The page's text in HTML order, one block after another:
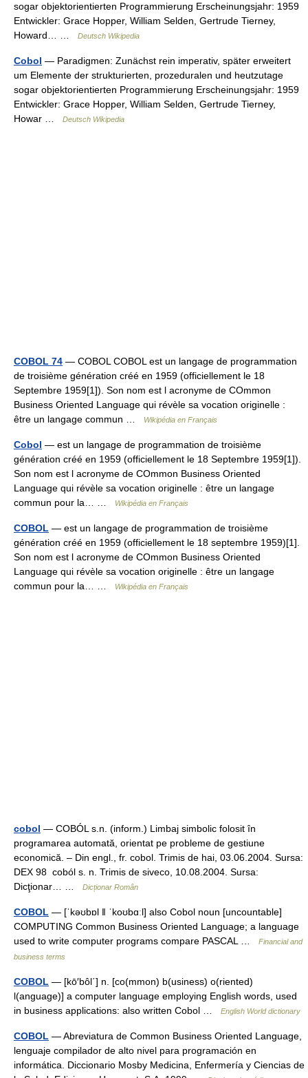
sogar objektorientierten Programmierung Erscheinungsjahr: 1959
Entwickler: Grace Hopper, William Selden, Gertrude Tierney,
Howard… …
Deutsch Wikipedia
Cobol — Paradigmen: Zunächst rein imperativ, später erweitert
um Elemente der strukturierten, prozeduralen und heutzutage
sogar objektorientierten Programmierung Erscheinungsjahr: 1959
Entwickler: Grace Hopper, William Selden, Gertrude Tierney,
Howar …
Deutsch Wikipedia
COBOL 74 — COBOL COBOL est un langage de programmation
de troisième génération créé en 1959 (officiellement le 18
Septembre 1959[1]). Son nom est l acronyme de COmmon
Business Oriented Language qui révèle sa vocation originelle :
être un langage commun …
Wikipédia en Français
Cobol — est un langage de programmation de troisième
génération créé en 1959 (officiellement le 18 Septembre 1959[1]).
Son nom est l acronyme de COmmon Business Oriented
Language qui révèle sa vocation originelle : être un langage
commun pour la… …
Wikipédia en Français
COBOL — est un langage de programmation de troisième
génération créé en 1959 (officiellement le 18 septembre 1959)[1].
Son nom est l acronyme de COmmon Business Oriented
Language qui révèle sa vocation originelle : être un langage
commun pour la… …
Wikipédia en Français
cobol — COBÓL s.n. (inform.) Limbaj simbolic folosit în
programarea automată, orientat pe probleme de gestiune
economică. – Din engl., fr. cobol. Trimis de hai, 03.06.2004. Sursa:
DEX 98 coból s. n. Trimis de siveco, 10.08.2004. Sursa:
Dicţionar… …
Dicționar Român
COBOL — [ˈkəʊbɒl ǁ ˈkoʊbɑːl] also Cobol noun [uncountable]
COMPUTING Common Business Oriented Language; a language
used to write computer programs compare PASCAL …
Financial and
business terms
COBOL — [kō′bôl΄] n. [co(mmon) b(usiness) o(riented)
l(anguage)] a computer language employing English words, used
in business applications: also written Cobol …
English World dictionary
COBOL — Abreviatura de Common Business Oriented Language,
lenguaje compilador de alto nivel para programación en
informática. Diccionario Mosby Medicina, Enfermería y Ciencias de